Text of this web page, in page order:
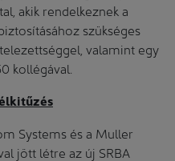
akik rendelkeznek a
szükséges
valamint egy
kollégával.
Systems és a Muller
jött létre az új SRBA